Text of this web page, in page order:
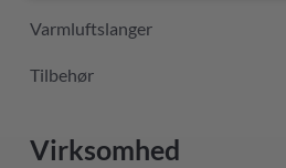
Varmluftslanger
Tilbehør
Virksomhed